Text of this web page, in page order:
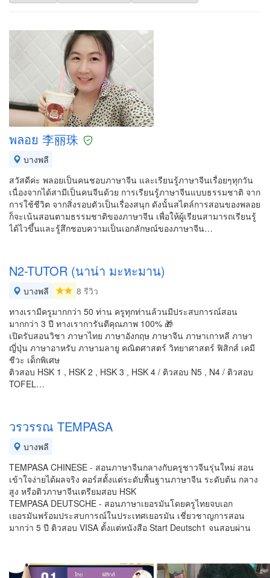
พลอย 李丽珠
บางพลี
สวัสดีค่ะ พลอยเป็นคนชอบภาษาจีน และเรียนรู้ภาษาจีนเรื่อยๆทุกวัน
เนื่องจากได้สามีเป็นคนจีนด้วย การเรียนรู้ภาษาจีนแบบธรรมชาติ จาก
การใช้ชีวิต จากสิ่งรอบตัวเป็นเรื่องสนุก ดังนั้นสไตล์การสอนของพลอย
ก็จะเน้นสอนตามธรรมชาติของภาษาจีน เพื่อให้ผู้เรียนสามารถเรียนรู้
ได้ไวขึ้นและรู้สึกชอบความเป็นเอกลักษณ์ของภาษาจีน…
N2-TUTOR (นาน่า มะหะมาน)
บางพลี
8 รีวิว
ทางเรามีครูมากกว่า 50 ท่าน ครูทุกท่านล้วนมีประสบการณ์สอน
มากกว่า 3 ปี ทางเราการันตีคุณภาพ 100% 🎁
เปิดรับสอนวิชา ภาษาไทย ภาษาอังกฤษ ภาษาจีน ภาษาเกาหลี ภาษา
ญี่ปุ่น ภาษาอาหรับ ภาษามลายู คณิตศาสตร์ วิทยาศาสตร์ ฟิสิกส์ เคมี
ชีวะ เด็กพิเศษ
ติวสอบ HSK 1 , HSK 2 , HSK 3 , HSK 4 / ติวสอบ N5 , N4 / ติวสอบ
TOFEL…
วรวรรณ TEMPASA
บางพลี
TEMPASA CHINESE - สอนภาษาจีนกลางกับครูชาวจีนรุ่นใหม่ สอน
เข้าใจง่ายได้ผลจริง คอร์สตั้งแต่ระดับพื้นฐานภาษาจีน ระดับต้น กลาง
สูง หรือติวภาษาจีนเตรียมสอบ HSK
TEMPASA DEUTSCHE - สอนภาษาเยอรมันโดยครูไทยจบเอก
เยอรมันพร้อมประสบการณ์ในประเทศเยอรมัน เชี่ยวชาญการสอน
มากว่า 5 ปี ติวสอบ VISA ตั้งแต่หนังสือ Start Deutsch1 จนสอบผ่าน